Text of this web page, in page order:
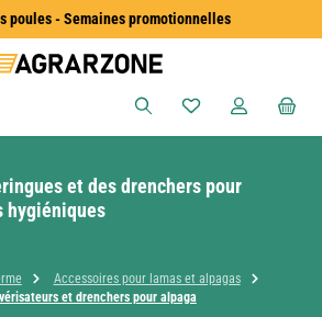
poules - Semaines promotionnelles
Vous avez 0
et des drenchers pour
hygiéniques
Accessoires pour lamas et alpagas
et drenchers pour alpaga